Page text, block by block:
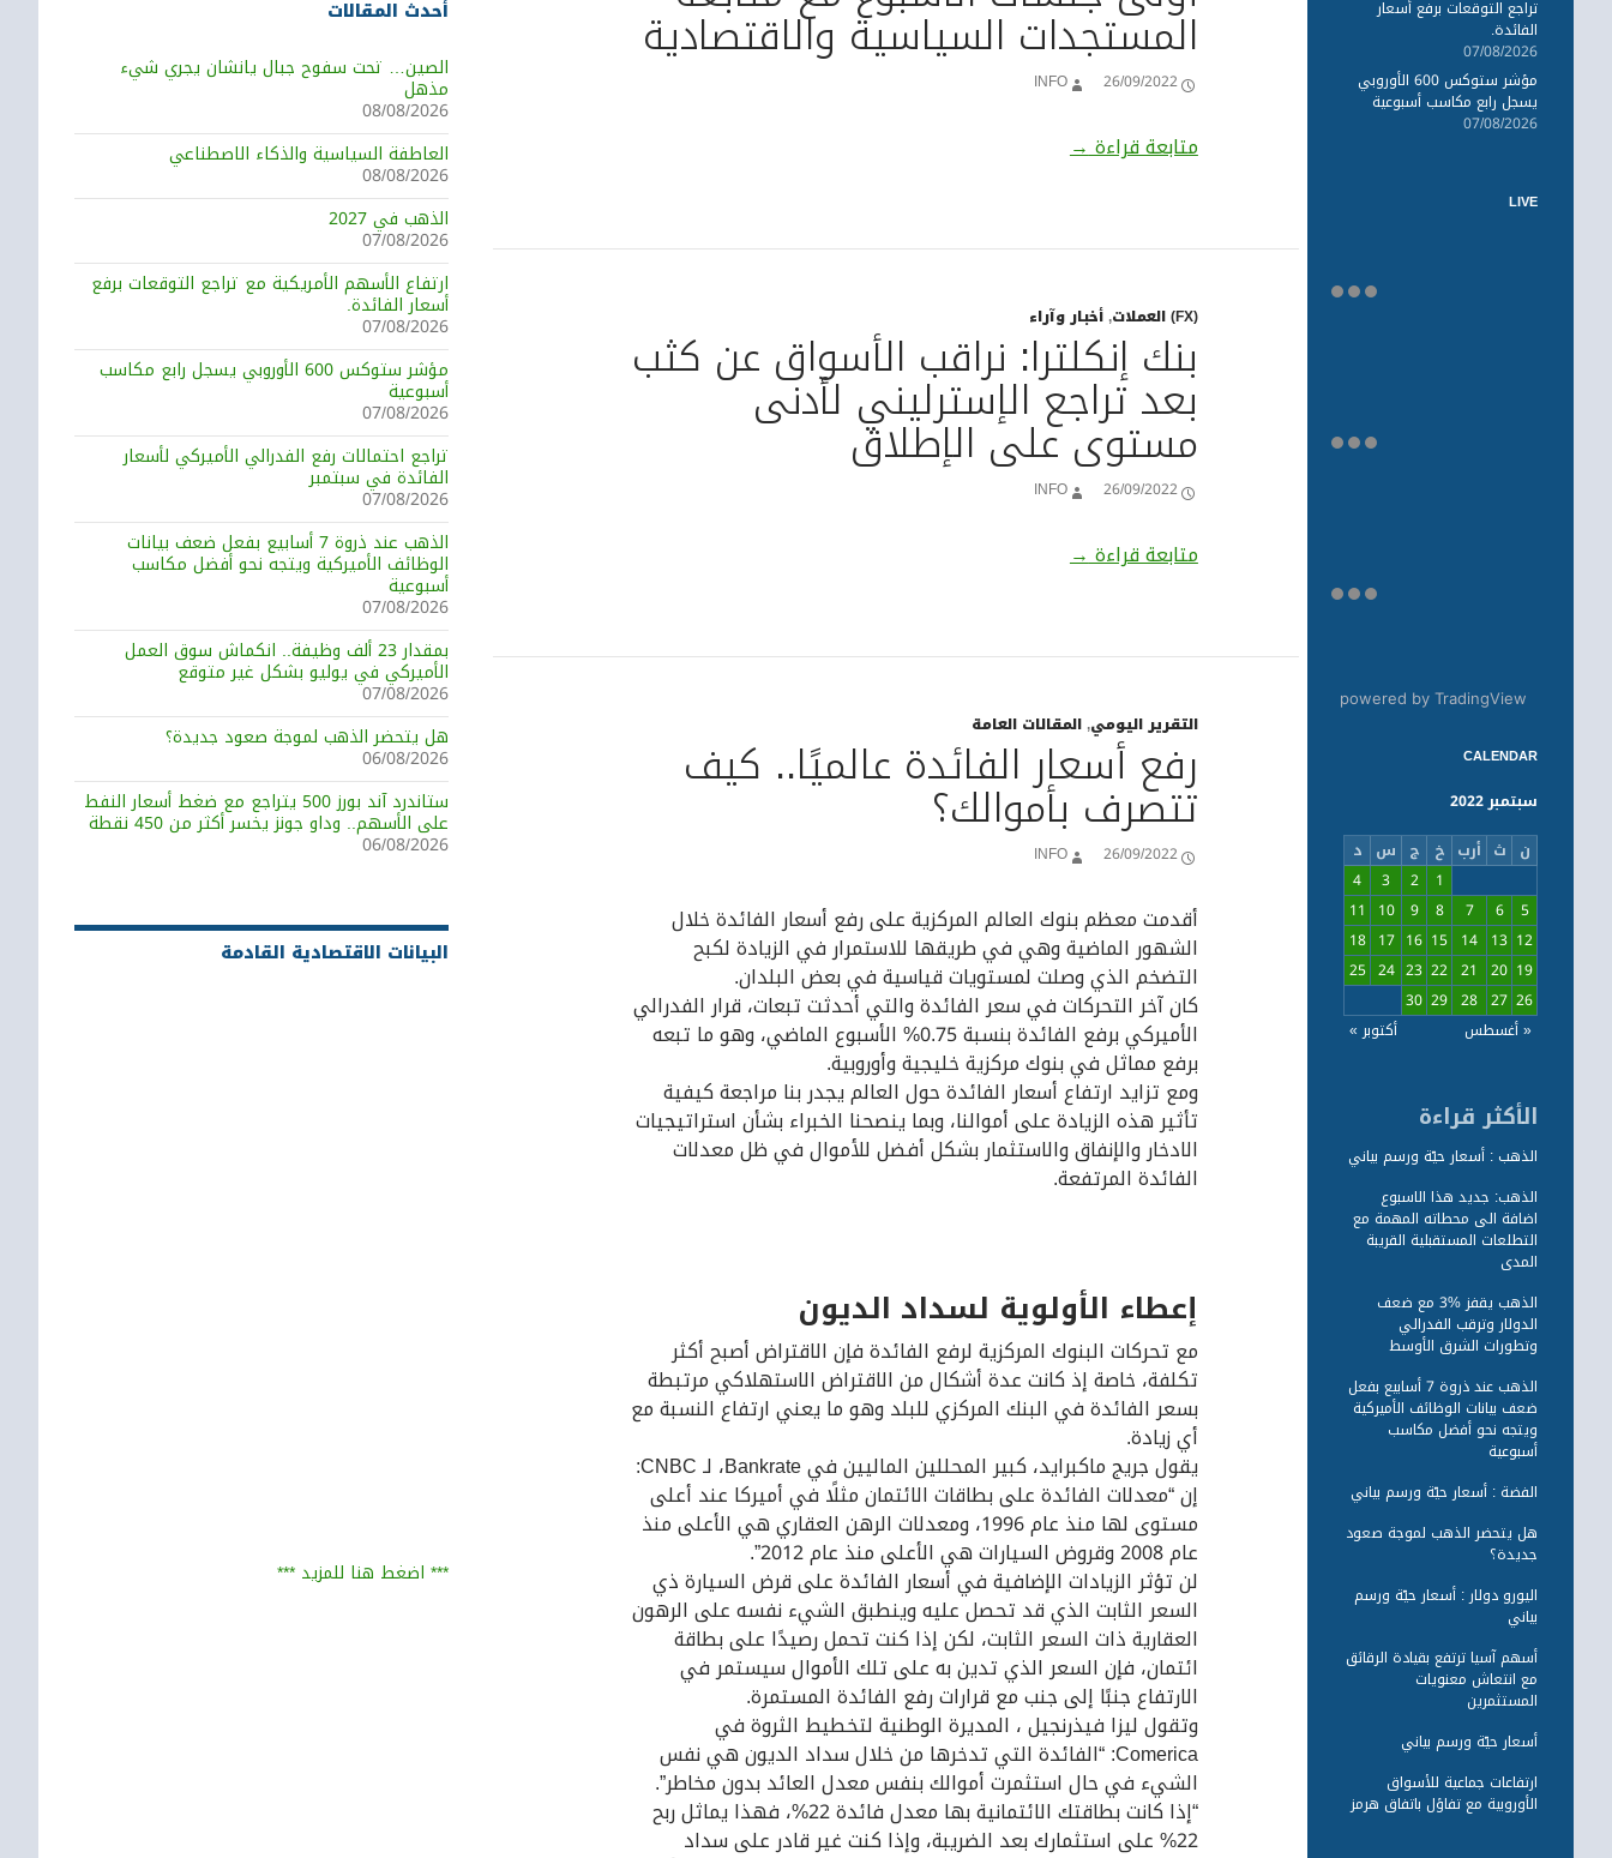
المستجدات السياسية والاقتصادية
26/09/2022
INFO
متابعة قراءةتراجع الأسهم الأوروبية في ختام أولى جلسات الأسبوع مع متابعة المستجدات السياسية والاقتصادية
→
(FX) العملات ,أخبار وآراء
بنك إنكلترا: نراقب الأسواق عن كثب
بعد تراجع الإسترليني لأدنى
مستوى على الإطلاق
26/09/2022
INFO
متابعة قراءةبنك إنكلترا: نراقب الأسواق عن كثب بعد تراجع الإسترليني لأدنى مستوى على الإطلاق
→
التقرير اليومي,المقالات العامة
رفع أسعار الفائدة عالميًا.. كيف
تتصرف بأموالك؟
26/09/2022
INFO
أقدمت معظم بنوك العالم المركزية على رفع أسعار الفائدة خلال
الشهور الماضية وهي في طريقها للاستمرار في الزيادة لكبح
التضخم الذي وصلت لمستويات قياسية في بعض البلدان.
كان آخر التحركات في سعر الفائدة والتي أحدثت تبعات، قرار الفدرالي
الأميركي برفع الفائدة بنسبة 0.75% الأسبوع الماضي، وهو ما تبعه
برفع مماثل في بنوك مركزية خليجية وأوروبية.
ومع تزايد ارتفاع أسعار الفائدة حول العالم يجدر بنا مراجعة كيفية
تأثير هذه الزيادة على أموالنا، وبما ينصحنا الخبراء بشأن استراتيجيات
الادخار والإنفاق والاستثمار بشكل أفضل للأموال في ظل معدلات
الفائدة المرتفعة.
إعطاء الأولوية لسداد الديون
مع تحركات البنوك المركزية لرفع الفائدة فإن الاقتراض أصبح أكثر
تكلفة، خاصة إذ كانت عدة أشكال من الاقتراض الاستهلاكي مرتبطة
بسعر الفائدة في البنك المركزي للبلد وهو ما يعني ارتفاع النسبة مع
أي زيادة.
يقول جريج ماكبرايد، كبير المحللين الماليين في Bankrate، لـ CNBC:
إن “معدلات الفائدة على بطاقات الائتمان مثلًا في أميركا عند أعلى
مستوى لها منذ عام 1996، ومعدلات الرهن العقاري هي الأعلى منذ
عام 2008 وقروض السيارات هي الأعلى منذ عام 2012”.
لن تؤثر الزيادات الإضافية في أسعار الفائدة على قرض السيارة ذي
السعر الثابت الذي قد تحصل عليه وينطبق الشيء نفسه على الرهون
العقارية ذات السعر الثابت، لكن إذا كنت تحمل رصيدًا على بطاقة
ائتمان، فإن السعر الذي تدين به على تلك الأموال سيستمر في
الارتفاع جنبًا إلى جنب مع قرارات رفع الفائدة المستمرة.
وتقول ليزا فيذرنجيل ، المديرة الوطنية لتخطيط الثروة في
Comerica: “الفائدة التي تدخرها من خلال سداد الديون هي نفس
الشيء في حال استثمرت أموالك بنفس معدل العائد بدون مخاطر”.
“إذا كانت بطاقتك الائتمانية بها معدل فائدة 22%، فهذا يماثل ربح
22% على استثمارك بعد الضريبة، وإذا كنت غير قادر على سداد
أحدث المقالات
الصين… تحت سفوح جبال يانشان يجري شيء
مذهل
08/08/2026
العاطفة السياسية والذكاء الاصطناعي
08/08/2026
الذهب في 2027
07/08/2026
ارتفاع الأسهم الأمريكية مع تراجع التوقعات برفع
أسعار الفائدة.
07/08/2026
مؤشر ستوكس 600 الأوروبي يسجل رابع مكاسب
أسبوعية
07/08/2026
تراجع احتمالات رفع الفدرالي الأميركي لأسعار
الفائدة في سبتمبر
07/08/2026
الذهب عند ذروة 7 أسابيع بفعل ضعف بيانات
الوظائف الأميركية ويتجه نحو أفضل مكاسب
أسبوعية
07/08/2026
بمقدار 23 ألف وظيفة.. انكماش سوق العمل
الأميركي في يوليو بشكل غير متوقع
07/08/2026
هل يتحضر الذهب لموجة صعود جديدة؟
06/08/2026
ستاندرد آند بورز 500 يتراجع مع ضغط أسعار النفط
على الأسهم.. وداو جونز يخسر أكثر من 450 نقطة
06/08/2026
البيانات الاقتصادية القادمة
*** اضغط هنا للمزيد ***
تراجع التوقعات برفع أسعار
الفائدة.
07/08/2026
مؤشر ستوكس 600 الأوروبي
يسجل رابع مكاسب أسبوعية
07/08/2026
LIVE
powered by TradingView
CALENDAR
سبتمبر 2022
ن ث أرب خ ج س د
1
2
3
4
5
6
7
8
9
10
11
12
13
14
15
16
17
18
19
20
21
22
23
24
25
26
27
28
29
30
« أغسطس
أكتوبر »
الأكثر قراءة
الذهب : أسعار حيّة ورسم بياني
الذهب: جديد هذا الاسبوع
اضافة الى محطاته المهمة مع
التطلعات المستقبلية القريبة
المدى
الذهب يقفز %3 مع ضعف
الدولار وترقب الفدرالي
وتطورات الشرق الأوسط
الذهب عند ذروة 7 أسابيع بفعل
ضعف بيانات الوظائف الأميركية
ويتجه نحو أفضل مكاسب
أسبوعية
الفضة : أسعار حيّة ورسم بياني
هل يتحضر الذهب لموجة صعود
جديدة؟
اليورو دولار : أسعار حيّة ورسم
بياني
أسهم آسيا ترتفع بقيادة الرقائق
مع انتعاش معنويات
المستثمرين
أسعار حيّة ورسم بياني
ارتفاعات جماعية للأسواق
الأوروبية مع تفاؤل باتفاق هرمز